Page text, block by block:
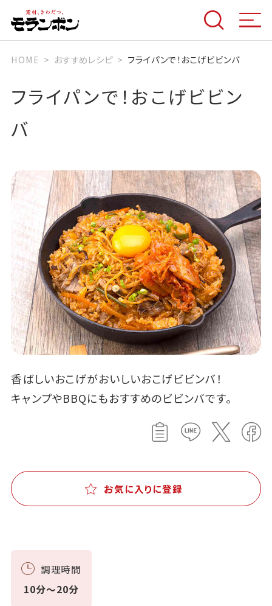
HOME おすすめレシピ フライパンで！おこげビビンバ
フライパンで！おこげビビン
バ
香ばしいおこげがおいしいおこげビビンバ！
キャンプやBBQにもおすすめのビビンバです。
お気に入りに登録
調理時間
10分～20分